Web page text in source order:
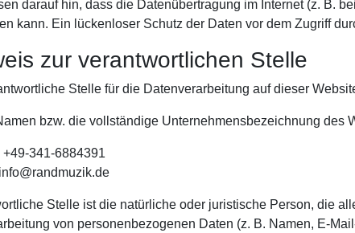
darauf hin, dass die Datenübertragung im Internet (z. B.
kann. Ein lückenloser Schutz der Daten vor dem Zugriff
zur verantwortlichen Stelle
Stelle für die Datenverarbeitung auf dieser
bzw. die vollständige Unternehmensbezeichnung des
+49-341-6884391
Stelle ist die natürliche oder juristische Person, die
von personenbezogenen Daten (z. B. Namen, E-